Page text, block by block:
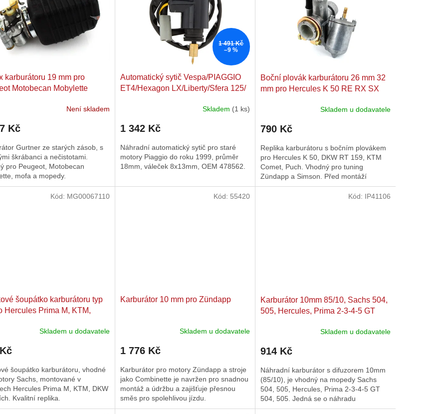
karburátoru 19 mm pro
Motobecan Mobylette
Není skladem
Kč
Gurtner ze starých zásob, s
škrábanci a nečistotami.
pro Peugeot, Motobecan
mofa a mopedy.
1 491 Kč
–9 %
Automatický sytič Vespa/​PIAGGIO
ET4/​Hexagon LX/​Liberty/​Sfera 125/​
Skladem (1 ks)
1 342 Kč
Náhradní automatický sytič pro staré
motory Piaggio do roku 1999, průměr
18mm, váleček 8x13mm, OEM 478562.
Boční plovák karburátoru 26 mm 32
mm pro Hercules K 50 RE RX SX
Puch, Zündapp, Hercules, Simson
Skladem u dodavatele
790 Kč
Replika karburátoru s bočním plovákem
pro Hercules K 50, DKW RT 159, KTM
Comet, Puch. Vhodný pro tuning
Zündapp a Simson. Před montáží
rozebrat a vyčistit.
šoupátko karburátoru typ
Hercules Prima M, KTM,
Skladem u dodavatele
šoupátko karburátoru, vhodné
Sachs, montované v
Hercules Prima M, KTM, DKW
Kvalitní replika.
Kód: MG00067110
Karburátor 10 mm pro Zündapp
Skladem u dodavatele
1 776 Kč
Karburátor pro motory Zündapp a stroje
jako Combinette je navržen pro snadnou
montáž a údržbu a zajišťuje přesnou
směs pro spolehlivou jízdu.
Kód: 55420
Karburátor 10mm 85/10, Sachs 504,
505, Hercules, Prima 2-3-4-5 GT
Skladem u dodavatele
914 Kč
Náhradní karburátor s difuzorem 10mm
(85/10), je vhodný na mopedy Sachs
504, 505, Hercules, Prima 2-3-4-5 GT
504, 505. Jedná se o náhradu
karburátoru Bing. Hlavní tryska: 50.
Kód: IP41106